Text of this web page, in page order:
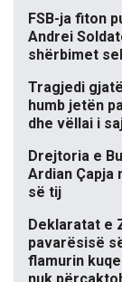
FSB-ja fiton
Andrei
shërbimet
Tragjedi
humb jetën
dhe vëllai i
Drejtoria e
Ardian Çapja
së tij
Deklaratat e
pavarësisë
flamurin